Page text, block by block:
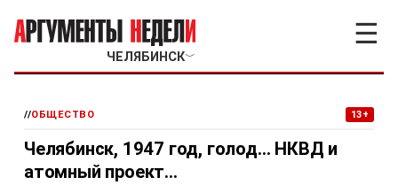
ЧЕЛЯБИНСК﹀
☰
//ОБЩЕСТВО 13+
Челябинск, 1947 год, голод… НКВД и
атомный проект…